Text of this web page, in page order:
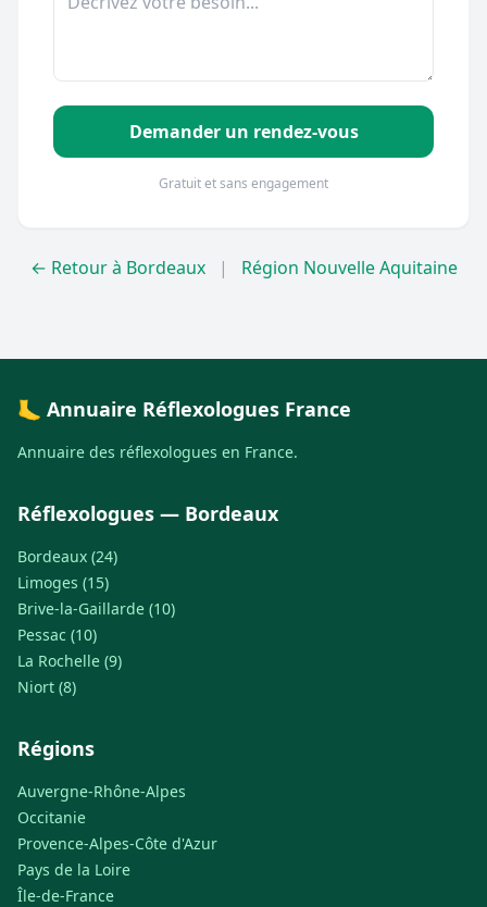
Demander un rendez-vous
Gratuit et sans engagement
← Retour à Bordeaux | Région Nouvelle Aquitaine
🦶 Annuaire Réflexologues France
Annuaire des réflexologues en France.
Réflexologues — Bordeaux
Bordeaux (24)
Limoges (15)
Brive-la-Gaillarde (10)
Pessac (10)
La Rochelle (9)
Niort (8)
Régions
Auvergne-Rhône-Alpes
Occitanie
Provence-Alpes-Côte d'Azur
Pays de la Loire
Île-de-France